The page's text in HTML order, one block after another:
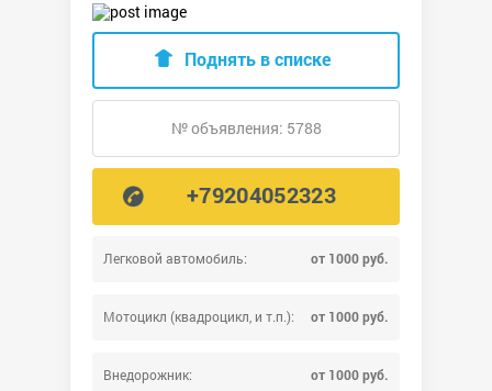
Легковой автомобиль: от 1000 руб.
Мотоцикл (квадроцикл, и т.п.): от 1000 руб.
Внедорожник: от 1000 руб.
Поднять в списке
№ объявления: 5788
+79204052323